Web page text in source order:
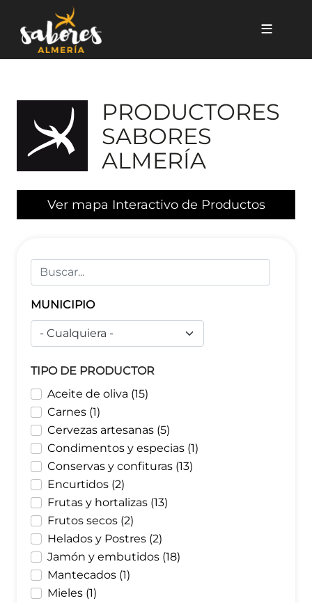
Listado de Productores
PRODUCTORES
SABORES
ALMERÍA
Ver mapa Interactivo de Productos
MUNICIPIO
TIPO DE PRODUCTOR
Aceite de oliva (15)
Carnes (1)
Cervezas artesanas (5)
Condimentos y especias (1)
Conservas y confituras (13)
Encurtidos (2)
Frutas y hortalizas (13)
Frutos secos (2)
Helados y Postres (2)
Jamón y embutidos (18)
Mantecados (1)
Mieles (1)